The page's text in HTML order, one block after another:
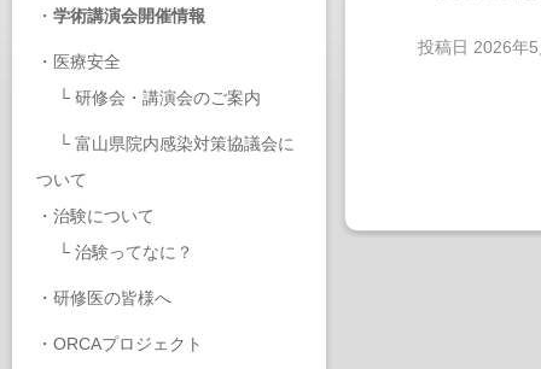
・ 学術講演会開催情報
・ 医療安全
└ 研修会・講演会のご案内
└ 富山県院内感染対策協議会に
ついて
・ 治験について
└ 治験ってなに？
・ 研修医の皆様へ
・ ORCAプロジェクト
投稿日 2026年